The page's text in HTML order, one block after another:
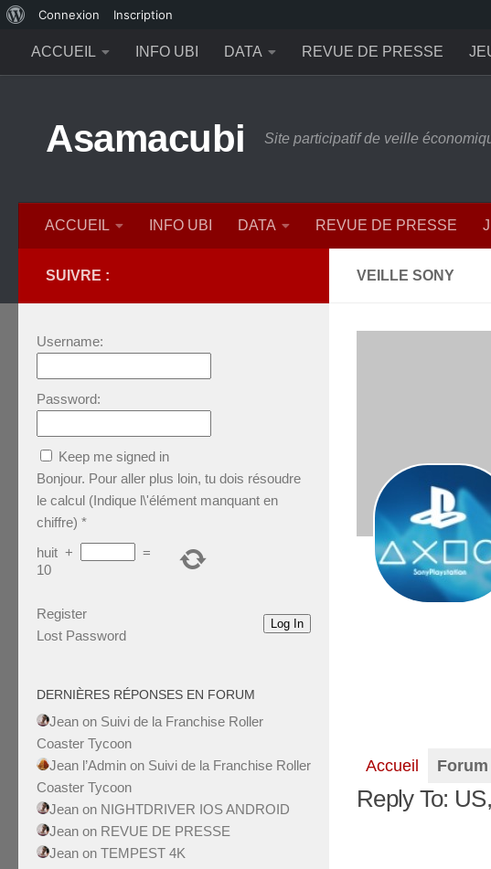
propos
de
Connexion Inscription
ACCUEIL
INFO UBI DATA REVUE DE PRESSE
Asamacubi Site participatif de veille
ACCUEIL INFO UBI DATA REVUE DE PRESSE
VEILLE SONY
Accueil Forum
Reply To:
SUIVRE :
Username:
Password:
Keep me signed in
Bonjour. Pour aller plus loin, tu dois résoudre
le calcul (Indique l\'élément manquant en
chiffre) *
huit +
=
10
Log In
Register
Lost Password
DERNIÈRES RÉPONSES EN FORUM
Jean on Suivi de la Franchise Roller
Coaster Tycoon
Jean l’Admin on Suivi de la Franchise Roller
Coaster Tycoon
Jean on NIGHTDRIVER IOS ANDROID
Jean on REVUE DE PRESSE
Jean on TEMPEST 4K